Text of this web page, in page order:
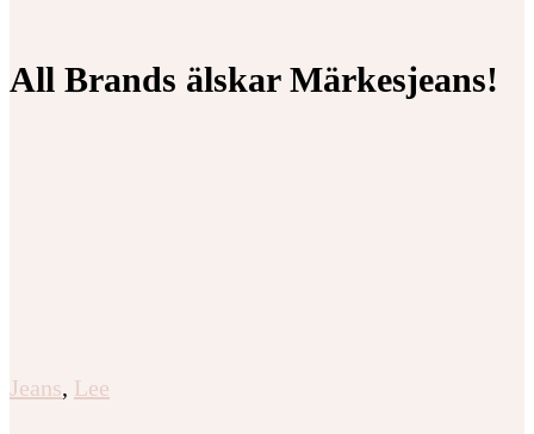
All Brands älskar Märkesjeans!
Jeans, Lee